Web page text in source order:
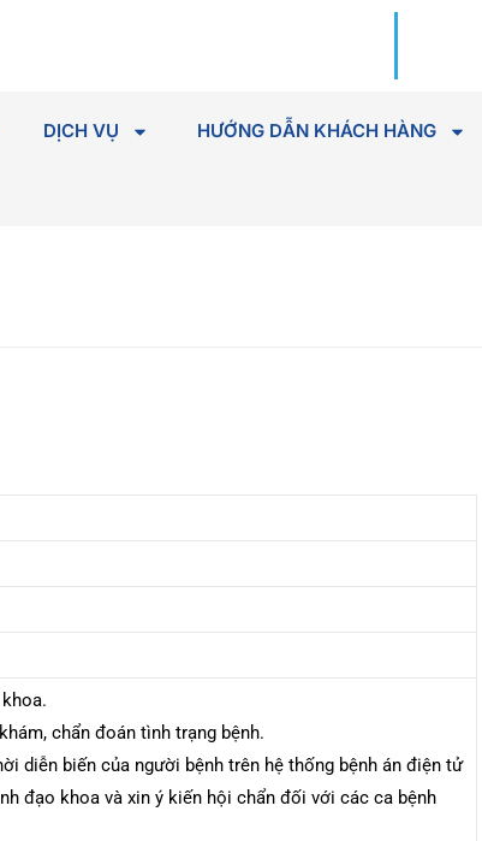
An,
DỊCH VỤ HƯỚNG DẪN KHÁCH HÀNG
chẩn đoán tình trạng bệnh.
diễn biến của người bệnh trên hệ thống bệnh án điện tử
đạo khoa và xin ý kiến hội chẩn đối với các ca bệnh